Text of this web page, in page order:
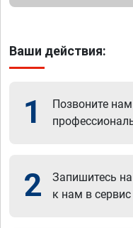
Ваши действия:
1 Позвоните нам
2
Запишитесь
к нам в